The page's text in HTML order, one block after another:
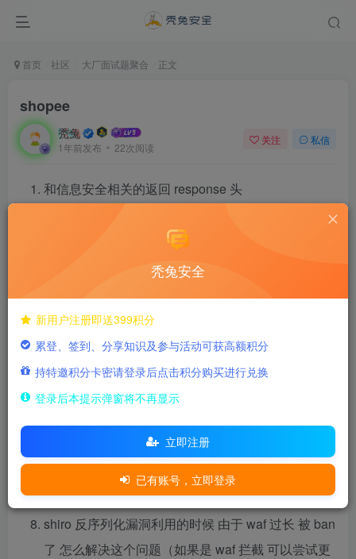
首页 社区 大厂面试题聚合 正文
shopee
秃兔
1年前发布 22次阅读
关注 私信
和信息安全相关的返回 response 头
weblogic 反序列化原理（有一个 xml 反序列化漏洞
还有后台文件上传 还有二次 urldecode 权限绕过）
java 代码审计 exec 命令执行的相关利用 前面拼了一
段 然后调用 lang.runtime.exec(“fuck” + a) 这里可以
利用吗 （不行 因为根据 exec 的方法 这里不能识别
执行）
shiro 反序列化漏洞利用的时候 由于 waf 过长 被 ban
了 怎么解决这个问题（如果是 waf 拦截 可以尝试更
秃兔安全
新用户注册即送399积分
累登、签到、分享知识及参与活动可获高额积分
持特邀积分卡密请登录后点击积分购买进行兑换
登录后本提示弹窗将不再显示
立即注册
已有账号，立即登录